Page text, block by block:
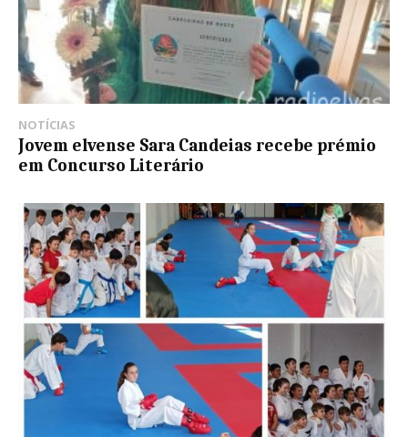
NOTÍCIAS
Jovem elvense Sara Candeias recebe prémio
em Concurso Literário